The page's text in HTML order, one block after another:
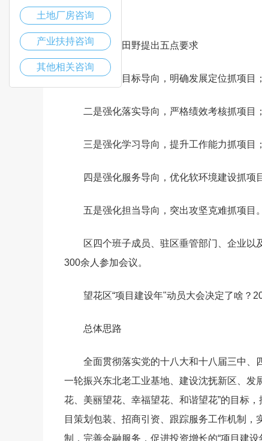
”
区委书记田野提出五点要求
一是强化目标导向，明确发展定位抓项目；
二是强化落实导向，严格绩效考核抓项目；
三是强化学习导向，提升工作能力抓项目；
四是强化服务导向，优化软环境建设抓项
五是强化担当导向，突出攻坚克难抓项目。
区四个班子成员、驻区垂管部门、企业
300余人参加会议。
望花区“项目建设年"动员大会决定了啥？
总体思路
全面贯彻落实党的十八大和十八届三中、
一轮振兴东北老工业基地、建设沈抚新区、发
花、美丽望花、幸福望花、和谐望花”的目标
目策划包装、招商引资、跟踪服务工作机制
制，完善金融服务，促进投资增长的“项目建
土地厂房咨询
产业扶持咨询
其他相关咨询